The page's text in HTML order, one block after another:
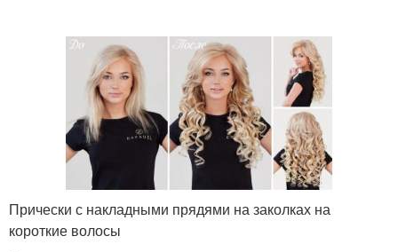
Прически с накладными прядями на заколках на
короткие волосы